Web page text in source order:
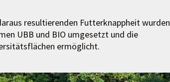
resultierenden Futterknappheit wurden
UBB und BIO umgesetzt und die
ermöglicht.